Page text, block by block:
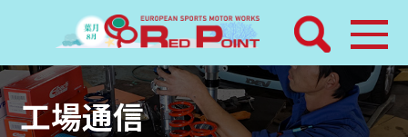
検索
ホーム
工場通信